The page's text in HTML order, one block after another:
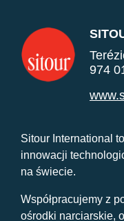
974
Sitour International
innowacji
na świecie.
Współpracujemy z
ośrodki narciarskie,